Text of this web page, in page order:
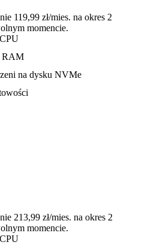
119,99 zł/mies. na okres 2
momencie.
RAM
na dysku NVMe
213,99 zł/mies. na okres 2
momencie.